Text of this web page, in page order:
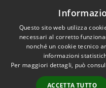
Dichiarazione di
Accessibilità
Questo sito web utilizza
necessari al corretto
nonché un cookie tecnico
informazioni
Per maggiori dettagli, può
ACCETTA TUTTO